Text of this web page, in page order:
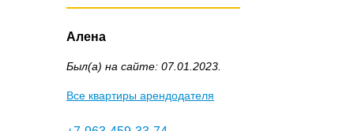
Алена
Был(а) на сайте: 07.01.2023.
Все квартиры арендодателя